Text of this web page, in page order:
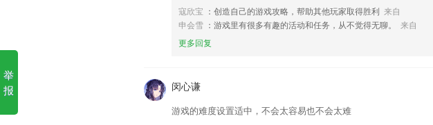
寇欣宝 ：创造自己的游戏攻略，帮助其他玩家取得胜利 来自
申会雪 ：游戏里有很多有趣的活动和任务，从不觉得无聊。
来自
更多回复
闵心谦
游戏的难度设置适中，不会太容易也不会太难
举
报